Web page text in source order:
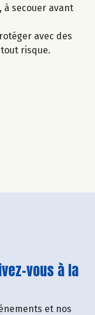
à secouer avant
avec des
risque.
vous à la
et nos